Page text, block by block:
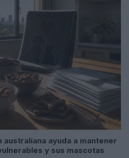
australiana ayuda a mantener
y sus mascotas